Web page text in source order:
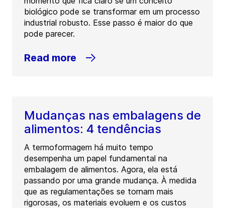
biológico pode se transformar em um processo
industrial robusto. Esse passo é maior do que
pode parecer.
Read more
Mudanças nas embalagens de
alimentos: 4 tendências
A termoformagem há muito tempo
desempenha um papel fundamental na
embalagem de alimentos. Agora, ela está
passando por uma grande mudança. À medida
que as regulamentações se tornam mais
rigorosas, os materiais evoluem e os custos